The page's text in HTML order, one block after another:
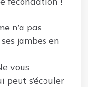
n’a pas
jambes en
vous
peut s’écouler